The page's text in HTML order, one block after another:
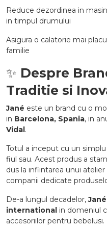
Reduce dezordinea in
in timpul drumului
Asigura o calatorie mai
familie
✨ Despre
Traditie si
Jané este un brand cu o
in Barcelona, Spania, in
Vidal.
Totul a inceput cu un
fiul sau. Acest produs a
dus la infiintarea unui
companii dedicate
De-a lungul decadelor,Jané
international in domeniul
accesoriilor pentru